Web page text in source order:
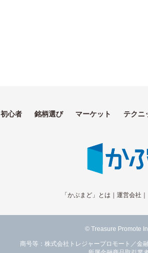
初心者 銘柄選び マーケット テクニ
「かぶまど」とは 運営会社
© Treasure Promote
商号等：株式会社トレジャープロモート／金